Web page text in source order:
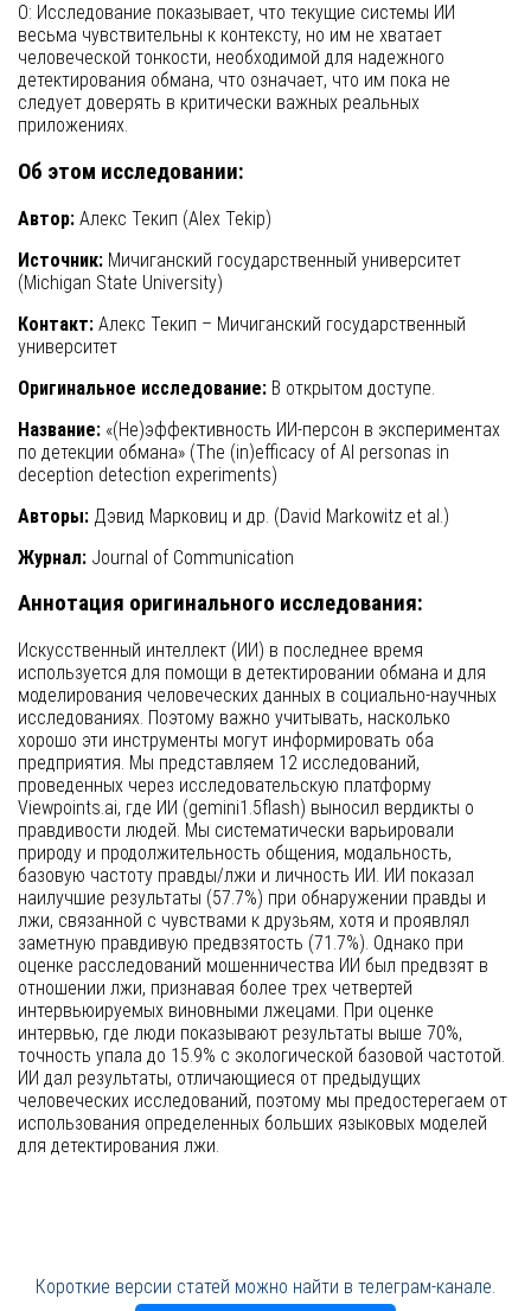
О: Исследование показывает, что текущие системы ИИ
весьма чувствительны к контексту, но им не хватает
человеческой тонкости, необходимой для надежного
детектирования обмана, что означает, что им пока не
следует доверять в критически важных реальных
приложениях.
Об этом исследовании:
Автор: Алекс Текип (Alex Tekip)
Источник: Мичиганский государственный университет
(Michigan State University)
Контакт: Алекс Текип – Мичиганский государственный
университет
Оригинальное исследование: В открытом доступе.
Название: «(Не)эффективность ИИ-персон в экспериментах
по детекции обмана» (The (in)efficacy of AI personas in
deception detection experiments)
Авторы: Дэвид Марковиц и др. (David Markowitz et al.)
Журнал: Journal of Communication
Аннотация оригинального исследования:
Искусственный интеллект (ИИ) в последнее время
используется для помощи в детектировании обмана и для
моделирования человеческих данных в социально-научных
исследованиях. Поэтому важно учитывать, насколько
хорошо эти инструменты могут информировать оба
предприятия. Мы представляем 12 исследований,
проведенных через исследовательскую платформу
Viewpoints.ai, где ИИ (gemini1.5flash) выносил вердикты о
правдивости людей. Мы систематически варьировали
природу и продолжительность общения, модальность,
базовую частоту правды/лжи и личность ИИ. ИИ показал
наилучшие результаты (57.7%) при обнаружении правды и
лжи, связанной с чувствами к друзьям, хотя и проявлял
заметную правдивую предвзятость (71.7%). Однако при
оценке расследований мошенничества ИИ был предвзят в
отношении лжи, признавая более трех четвертей
интервьюируемых виновными лжецами. При оценке
интервью, где люди показывают результаты выше 70%,
точность упала до 15.9% с экологической базовой частотой.
ИИ дал результаты, отличающиеся от предыдущих
человеческих исследований, поэтому мы предостерегаем от
использования определенных больших языковых моделей
для детектирования лжи.
Короткие версии статей можно найти в телеграм-канале.